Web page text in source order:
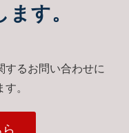
す。
するお問い合わせに
。